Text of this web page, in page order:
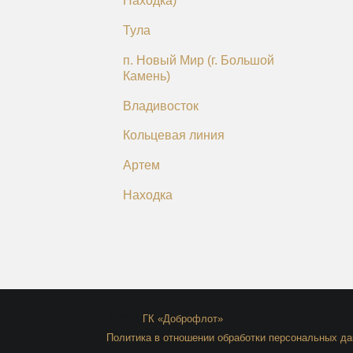
Тула
п. Новый Мир (г. Большой
Камень)
Владивосток
Кольцевая линия
Артем
Находка
ГК «Доброфлот»
Политика в отношении обработки персональных